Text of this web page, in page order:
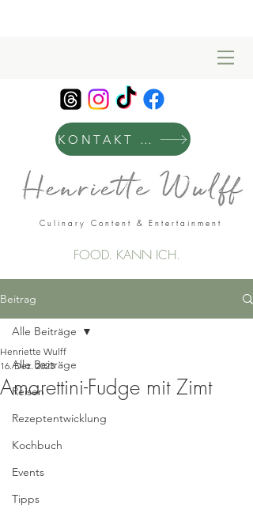
KONTAKT & MANAGEMENT
Culinary Content & Entertainment
FOOD. KANN ICH.
Beitrag
Alle Beiträge
Reisen
Rezeptentwicklung
Kochbuch
Events
Tipps
Alle Beiträge
Amarettini-Fudge mit Zimt
Henriette Wulff
16. Dez. 2023